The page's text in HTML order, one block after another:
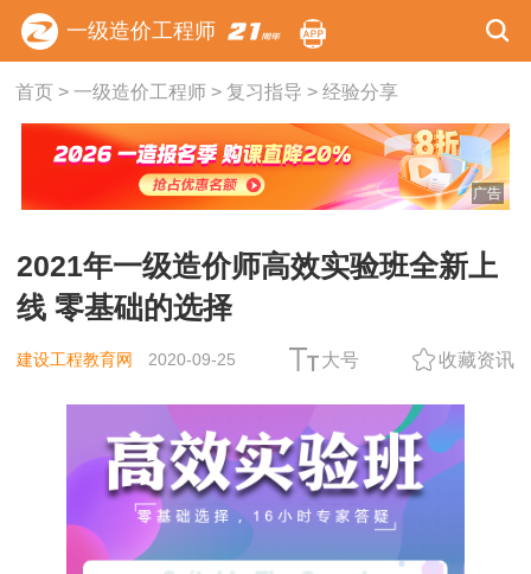
一级造价工程师
首页> 一级造价工程师> 复习指导 > 经验分享
广告
2021年一级造价师高效实验班全新上
线 零基础的选择
建设工程教育网 2020-09-25 大号 收藏资讯